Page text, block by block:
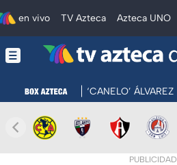
en vivo TV Azteca Azteca UNO
‘CANELO’ ÁLVAREZ
PUBLICIDAD